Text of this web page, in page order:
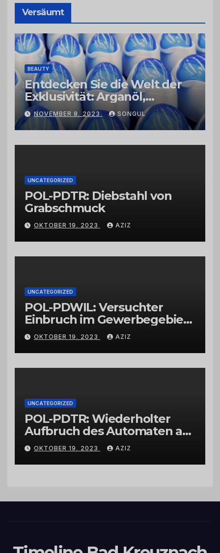
Versäumt
BEAUTY
Entdecken Sie die Welt der
Exklusivität: Arganöl,
Kaktusfeigenkernöl und
Schwarzkümmelöl von
vertrauenswürdigen
Großhändlern und Anbietern
NOVEMBER 8, 2023 SONGUL
UNCATEGORIZED
POL-PDTR: Diebstahl von
Grabschmuck
OKTOBER 19, 2023 AZIZ
UNCATEGORIZED
POL-PDWIL: Versuchter
Einbruch im Gewerbegebiet
Wittlich
OKTOBER 19, 2023 AZIZ
UNCATEGORIZED
POL-PDTR: Wiederholter
Aufbruch des Automaten am
Wohnmobilstellplatz in
Hermeskeil am Labachweg
OKTOBER 19, 2023 AZIZ